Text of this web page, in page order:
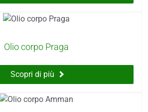
Olio corpo Praga
Scopri di più